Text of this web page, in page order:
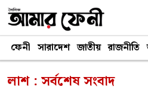
ফেনী সারাদেশ জাতীয় রাজনীতি
লাশ : সর্বশেষ সংবাদ